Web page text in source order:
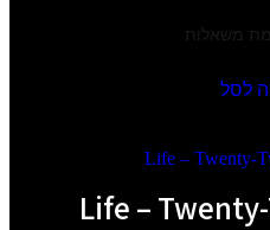
משאלות
לסל